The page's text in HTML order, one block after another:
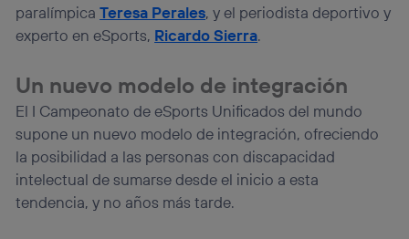
paralímpicaTeresa Perales, y el periodista deportivo y
experto en eSports, Ricardo Sierra.
Un nuevo modelo de integración
El I Campeonato de eSports Unificados del mundo
supone un nuevo modelo de integración, ofreciendo
la posibilidad a las personas con discapacidad
intelectual de sumarse desde el inicio a esta
tendencia, y no años más tarde.